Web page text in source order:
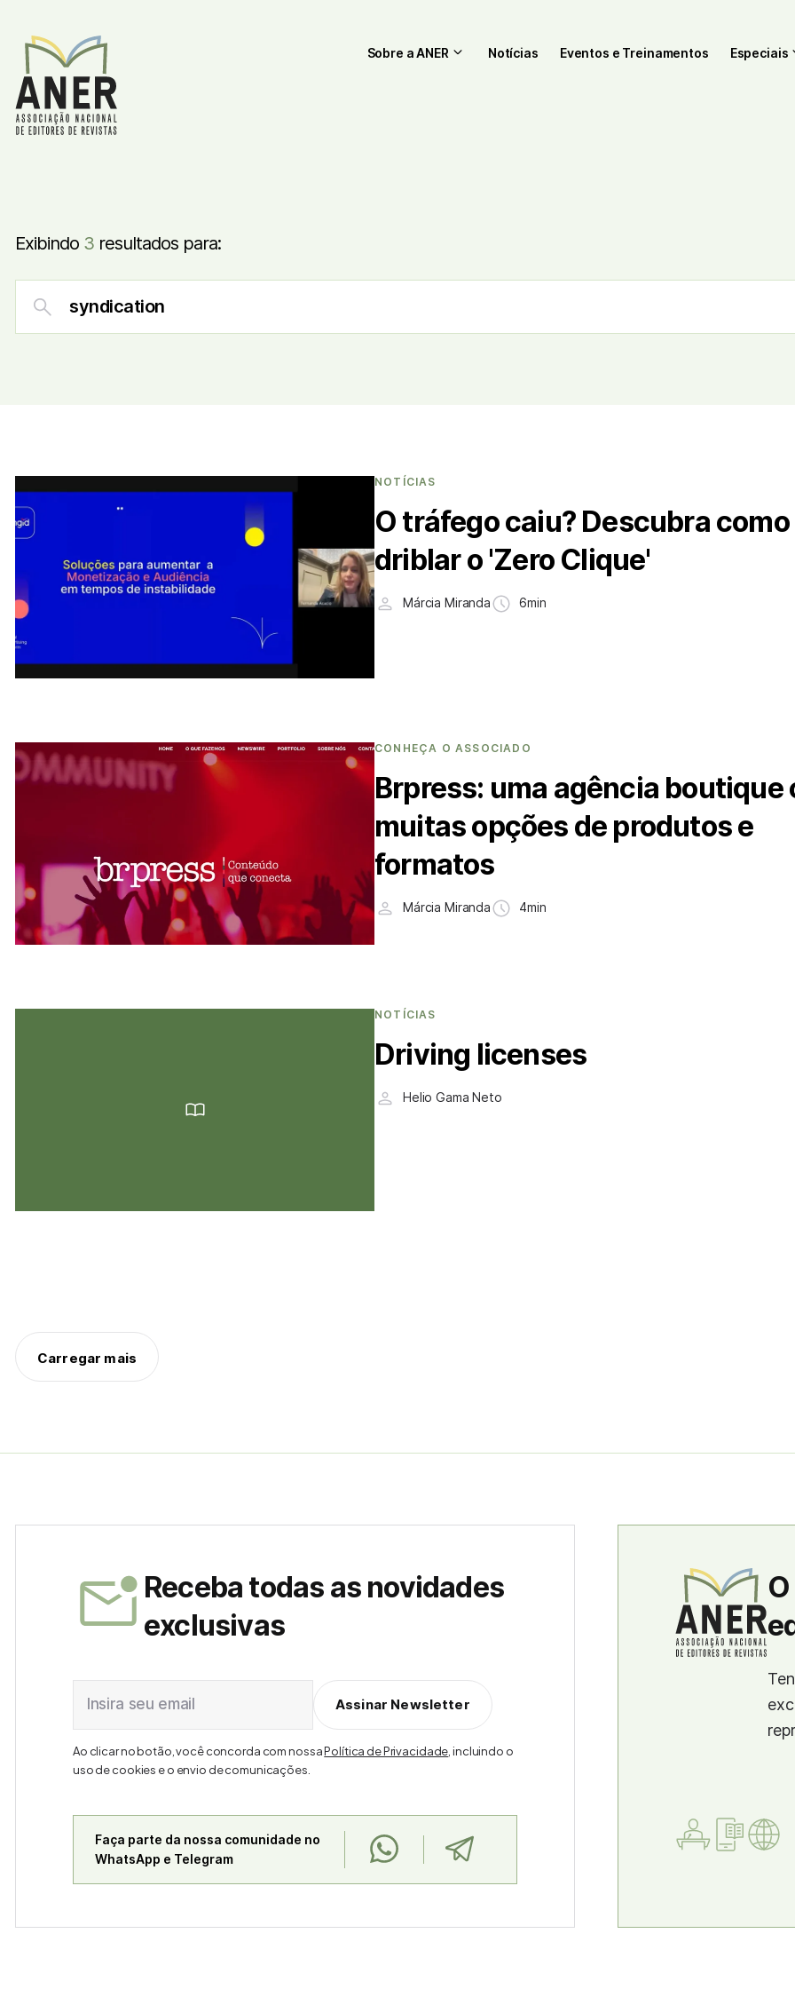
Sobre a ANER Notícias Eventos e Treinamentos Especiais
Exibindo 3 resultados para:
NOTÍCIAS
O tráfego caiu? Descubra como
driblar o 'Zero Clique'
Márcia Miranda 6min
CONHEÇA O ASSOCIADO
Brpress: uma agência boutique
muitas opções de produtos e
formatos
Márcia Miranda 4min
NOTÍCIAS
Driving licenses
Helio Gama Neto
Carregar mais
Receba todas as novidades
exclusivas
Insira seu email Assinar Newsletter
Ao clicar no botão, você concorda com nossaPolítica de Privacidade , incluindo o
uso de cookies e o envio de comunicações.
Faça parte da nossa comunidade no
WhatsApp e Telegram